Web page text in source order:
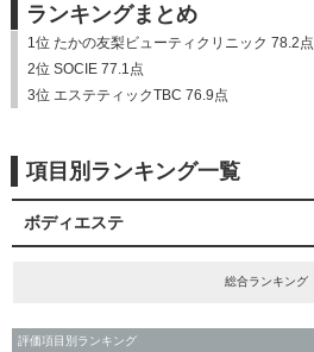
ランキングまとめ
1位 たかの友梨ビューティクリニック 78.2点
2位 SOCIE 77.1点
3位 エステティックTBC 76.9点
項目別ランキング一覧
ボディエステ
総合ランキング
評価項目別ランキング